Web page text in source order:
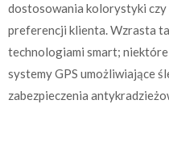
dostosowania kolorystyki czy
preferencji klienta. Wzrasta
technologiami smart;
systemy GPS umożliwiające
zabezpieczenia